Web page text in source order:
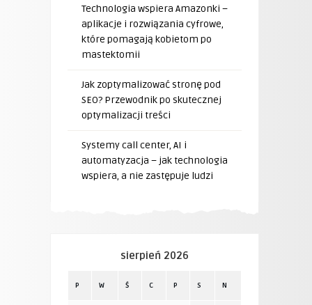
Technologia wspiera Amazonki –
aplikacje i rozwiązania cyfrowe,
które pomagają kobietom po
mastektomii
Jak zoptymalizować stronę pod
SEO? Przewodnik po skutecznej
optymalizacji treści
Systemy call center, AI i
automatyzacja – jak technologia
wspiera, a nie zastępuje ludzi
sierpień 2026
P W Ś C P S N